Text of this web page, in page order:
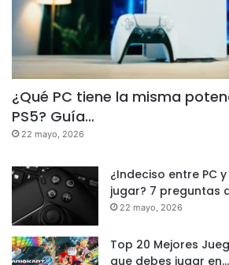
VER EN
Su pantalla de 7 pulgadas con
hace que los colores resalten
impresionante, especialmente
Mario Kart 8 Deluxe.
Ventajas
Pantalla OLED de alta
¿Qué PC tiene la misma
PS5? Guía…
22 mayo, 2026
¿Indeciso entre PC
jugar? 7 preguntas
22 mayo, 2026
Top 20 Mejores
que debes jugar en…